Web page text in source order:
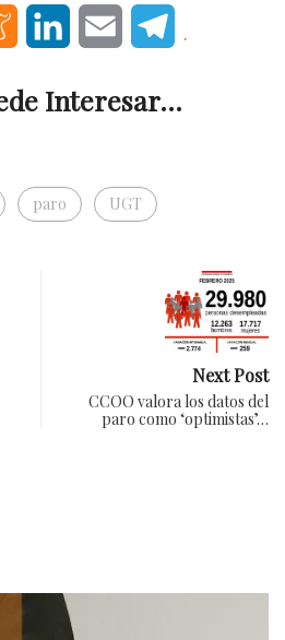
MeneameLinkedInEmail .
Interesar...
paro UGT
Next Post
CCOO valora los datos del
paro como ‘optimistas’…